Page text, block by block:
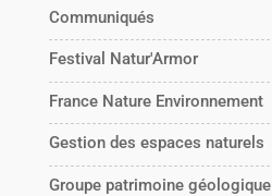
Communiqués
Festival Natur'Armor
France Nature Environnement
Gestion des espaces naturels
Groupe patrimoine géologique